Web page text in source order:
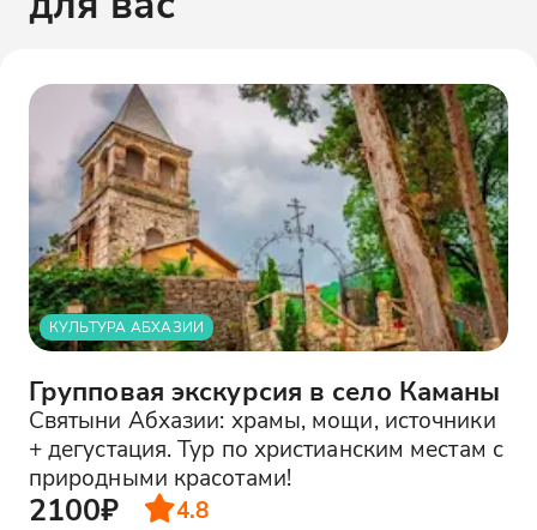
КУЛЬТУРА АБХАЗИИ
Групповая экскурсия в село Каманы
Святыни Абхазии: храмы, мощи, источники
+ дегустация. Тур по христианским местам с
природными красотами!
2100₽ 4.8